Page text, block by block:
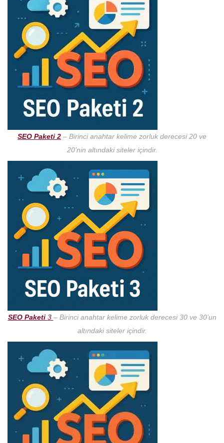
SEO Paketi 2 – Birinci anahtar kelime zorluk derecesi 20 ve
20’nin altındaki siteler içindir.
SEO Paketi 3 – Birinci anahtar kelime zorluk derecesi 30 ve 30’un
altındaki siteler içindir.